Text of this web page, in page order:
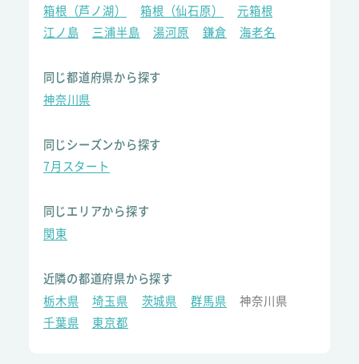
箱根（芦ノ湖）
箱根（仙石原）
元箱根
江ノ島
三浦半島 湯河原 鎌倉 海老名
同じ都道府県から探す
神奈川県
同じシーズンから探す
7月スタート
同じエリアから探す
関東
近隣の都道府県から探す
栃木県
埼玉県 茨城県 群馬県
神奈川県
千葉県
東京都